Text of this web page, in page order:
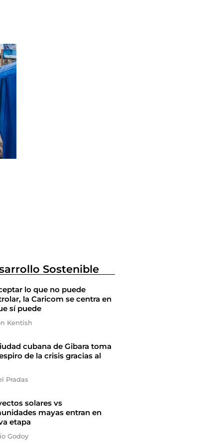
Sostenible
lo que no puede
la Caricom se centra en
sí puede
Kentish
cubana de Gibara toma
de la crisis gracias al
Pradas
solares vs
mayas entran en
etapa
Godoy